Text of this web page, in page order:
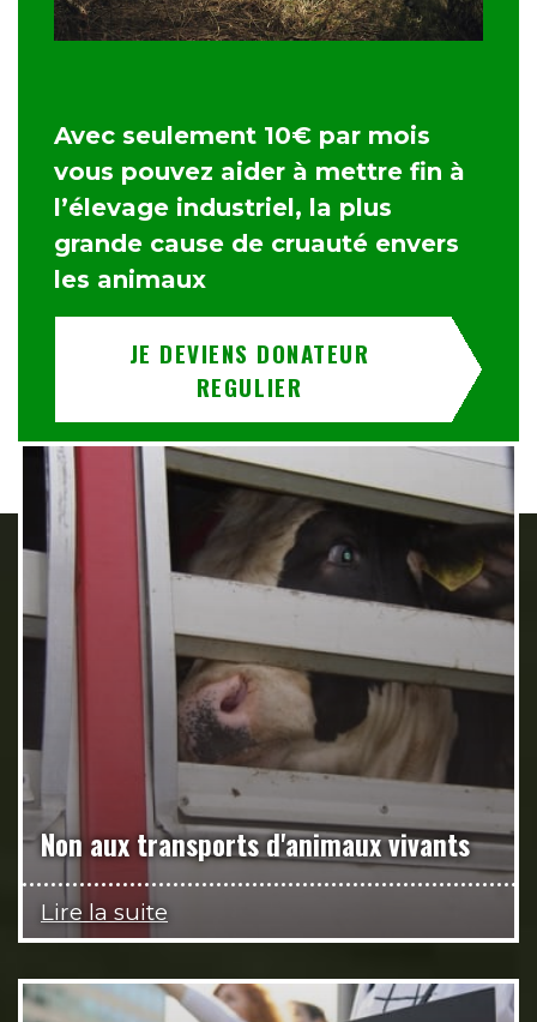
Avec seulement 10€ par mois
vous pouvez aider à mettre fin à
l’élevage industriel, la plus
grande cause de cruauté envers
les animaux
JE DEVIENS DONATEUR
REGULIER
Non aux transports d'animaux vivants
Lire la suite